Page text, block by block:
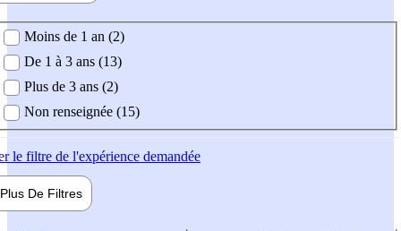
demandée
Moins de 1 an (2)
De 1 à 3 ans (13)
Plus de 3 ans (2)
Non renseignée (15)
le filtre de l'expérience demandée
Plus De Filtres